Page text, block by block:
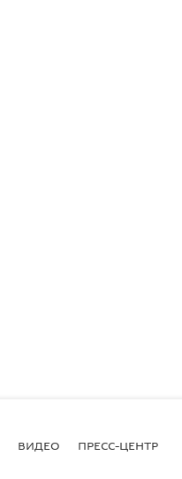
ВИДЕО ПРЕСС-ЦЕНТР